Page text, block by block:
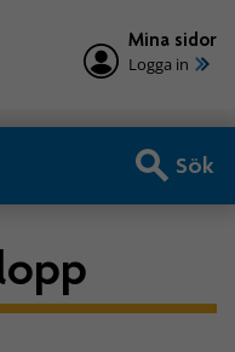
Mina sidor
Logga in
Sök